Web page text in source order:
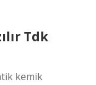
Tdk
kemik